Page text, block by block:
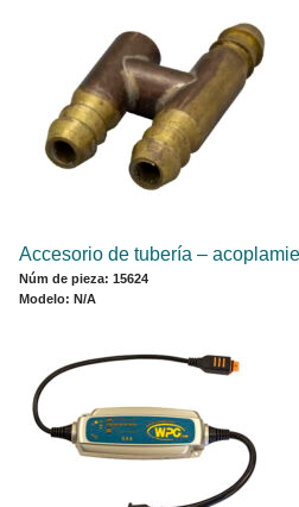
Accesorio de tubería –
Núm de pieza: 15624
Modelo: N/A